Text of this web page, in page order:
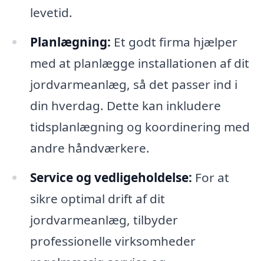
levetid.
Planlægning: Et godt firma hjælper
med at planlægge installationen af dit
jordvarmeanlæg, så det passer ind i
din hverdag. Dette kan inkludere
tidsplanlægning og koordinering med
andre håndværkere.
Service og vedligeholdelse: For at
sikre optimal drift af dit
jordvarmeanlæg, tilbyder
professionelle virksomheder